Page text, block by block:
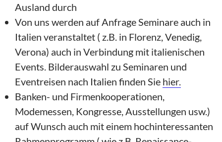
Ausland durch
Von uns werden auf Anfrage Seminare auch in
Italien veranstaltet ( z.B. in Florenz, Venedig,
Verona) auch in Verbindung mit italienischen
Events. Bilderauswahl zu Seminaren und
Eventreisen nach Italien finden Sie hier.
Banken- und Firmenkooperationen,
Modemessen, Kongresse, Ausstellungen usw.)
auf Wunsch auch mit einem hochinteressanten